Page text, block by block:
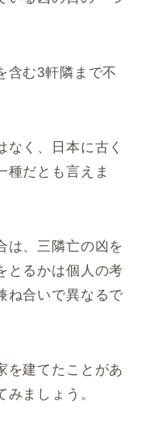
含む3軒隣まで不
なく、日本に古く
種だとも言えま
は、三隣亡の凶を
とるかは個人の考
ね合いで異なるで
を建てたことがあ
ましょう。